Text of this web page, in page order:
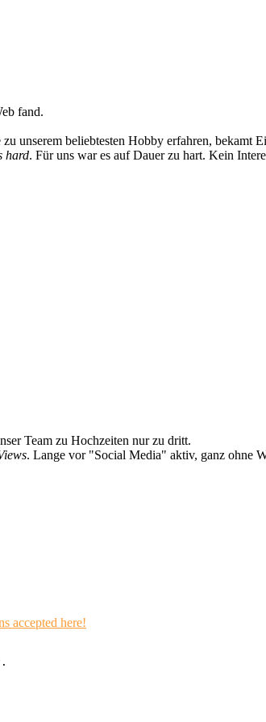
fand.
unserem beliebtesten Hobby erfahren, bekamt
hard. Für uns war es auf Dauer zu hart. Kein
Team zu Hochzeiten nur zu dritt.
. Lange vor "Social Media" aktiv, ganz ohne